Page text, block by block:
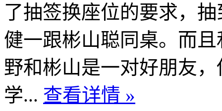
了抽签换座位的要求，
健一跟彬山聪同桌。而
野和彬山是一对好朋友
学... 查看详情 »